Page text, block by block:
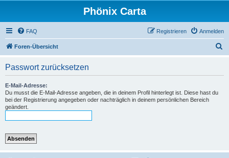
Phönix Carta
FAQ Anmelden
Registrieren
Foren-Übersicht
Passwort zurücksetzen
E-Mail-Adresse:
Du musst die E-Mail-Adresse angeben, die in deinem Profil hinterlegt ist. Diese hast du
bei der Registrierung angegeben oder nachträglich in deinem persönlichen Bereich
geändert.